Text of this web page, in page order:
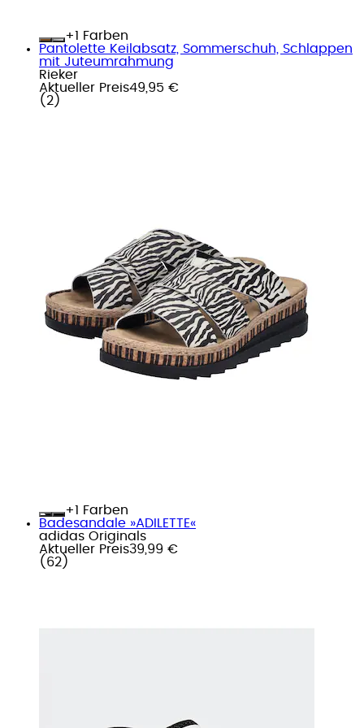
+
Farben
Pantolette Keilabsatz, Sommerschuh, Schlappen
mit Juteumrahmung
Rieker
Aktueller Preis49,95 €
( 2 )
+
Farben
Badesandale »ADILETTE«
adidas Originals
Aktueller Preis39,99 €
( 62 )